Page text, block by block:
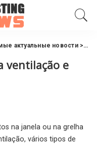
актуальные новости>
ventilação e
na janela ou na grelha
vários tipos de